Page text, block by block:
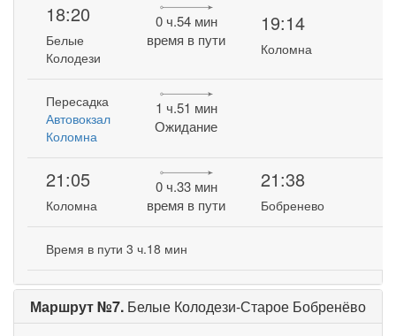
18:20
Белые
Колодези
0 ч.54 мин
время в пути
19:14
Коломна
Пересадка
Автовокзал
Коломна
1 ч.51 мин
Ожидание
21:05
Коломна
0 ч.33 мин
время в пути
21:38
Бобренево
Время в пути 3 ч.18 мин
Маршрут №7. Белые Колодези-Старое Бобренёво